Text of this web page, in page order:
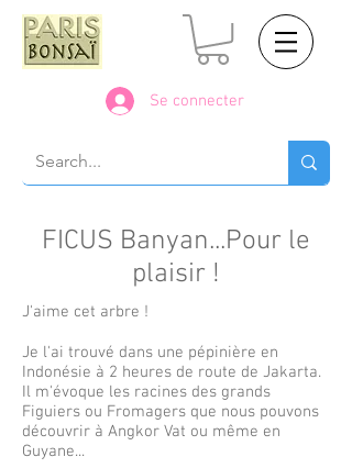
Se connecter
FICUS Banyan...Pour le
plaisir !
J'aime cet arbre !
Je l'ai trouvé dans une pépinière en
Indonésie à 2 heures de route de Jakarta.
Il m'évoque les racines des grands
Figuiers ou Fromagers que nous pouvons
découvrir à Angkor Vat ou même en
Guyane...